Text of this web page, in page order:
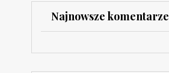
Najnowsze komentarze